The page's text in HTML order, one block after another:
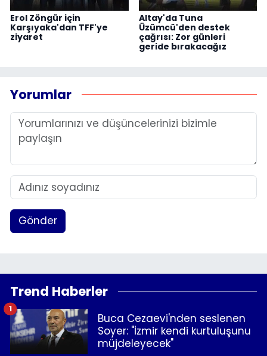
Erol Zöngür için
Karşıyaka'dan TFF'ye
ziyaret
Altay'da Tuna
Üzümcü'den destek
çağrısı: Zor günleri
geride bırakacağız
Yorumlar
Gönder
Trend Haberler
Buca Cezaevi'nden seslenen
Soyer: "İzmir kendi kurtuluşunu
müjdeleyecek"
1